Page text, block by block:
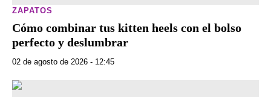
ZAPATOS
Cómo combinar tus kitten heels con el bolso
perfecto y deslumbrar
02 de agosto de 2026 - 12:45